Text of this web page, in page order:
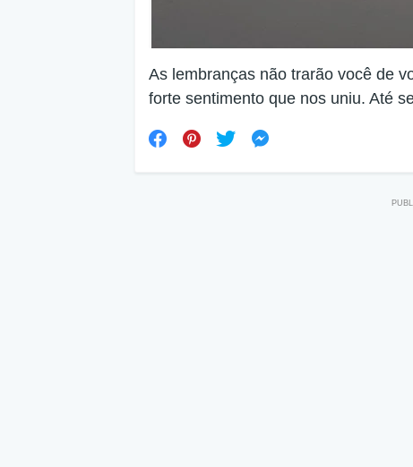
As lembranças não trarão você de
forte sentimento que nos uniu. Até